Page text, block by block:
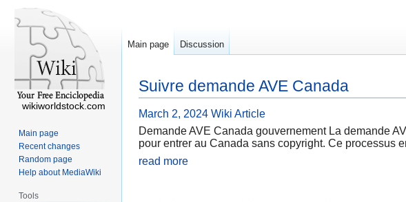
Suivre demande AVE Canada
March 2, 2024 Wiki Article
Demande AVE Canada gouvernement La demande
pour entrer au Canada sans copyright. Ce processus
read more
Main page Discussion
wikiworldstock.com
Main page
Recent changes
Random page
Help about MediaWiki
Tools